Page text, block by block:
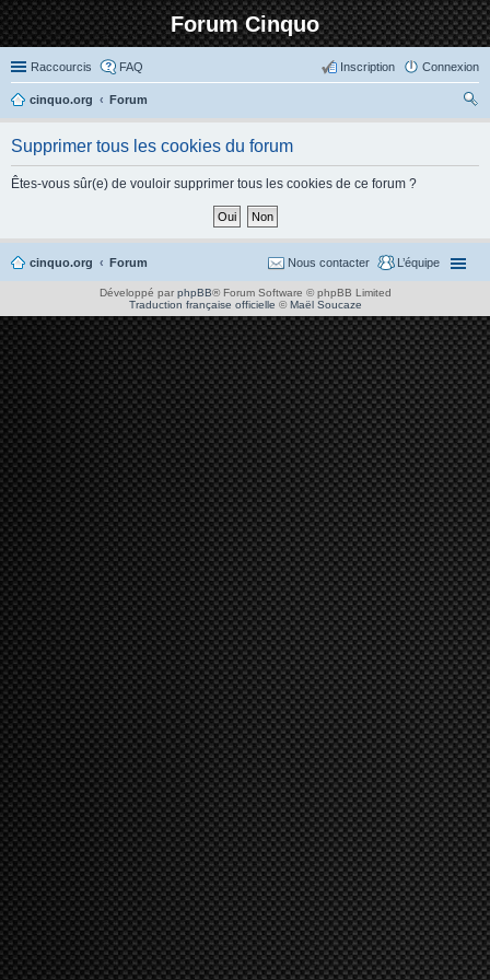
Forum Cinquo
Raccourcis FAQ Connexion
Inscription
cinquo.org
Forum
Supprimer tous les cookies du forum
Êtes-vous sûr(e) de vouloir supprimer tous les cookies de ce forum ?
cinquo.org Forum L’équipe
Nous contacter
Développé par phpBB® Forum Software © phpBB Limited
Traduction française officielle ©Maël Soucaze